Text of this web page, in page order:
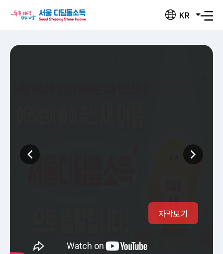
서
딤
KR
전
자막보기